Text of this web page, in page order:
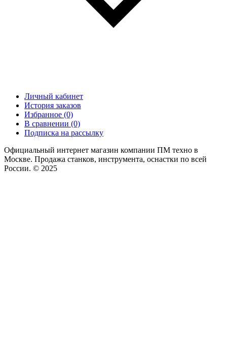
Личный кабинет
История заказов
Избранное (0)
В сравнении (0)
Подписка на рассылку
Официальный интернет магазин компании ПМ техно в
Москве. Продажа станков, инструмента, оснастки по всей
России. © 2025